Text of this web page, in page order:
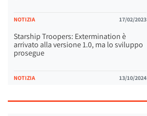
NOTIZIA 17/02/2023
Starship Troopers: Extermination è
arrivato alla versione 1.0, ma lo sviluppo
prosegue
NOTIZIA 13/10/2024